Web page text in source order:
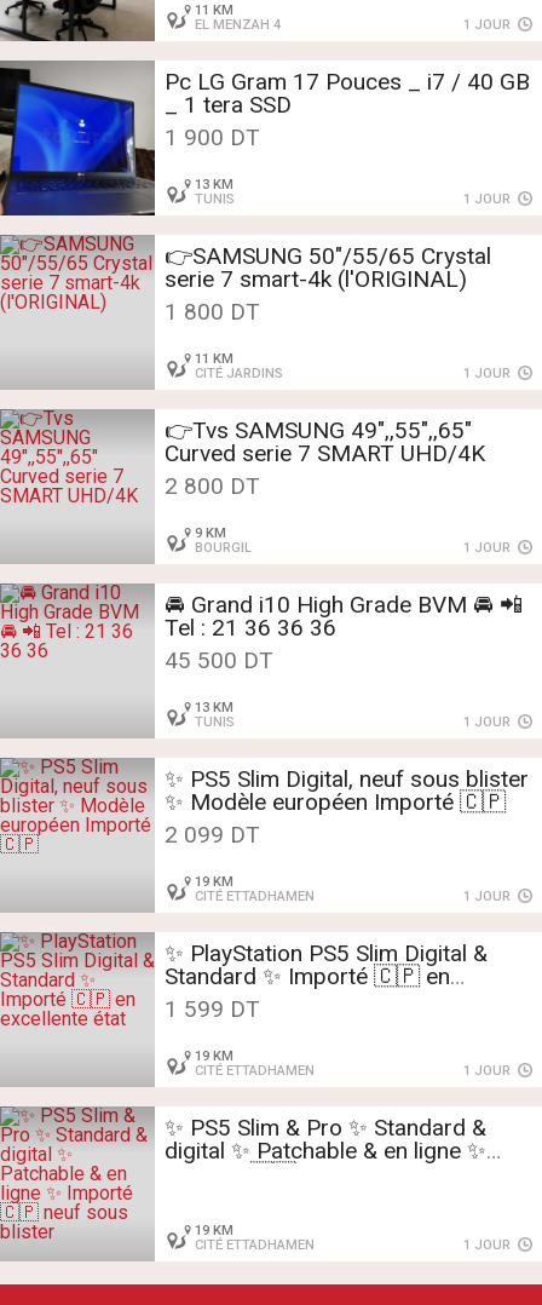
11 KM
EL MENZAH 4
1 JOUR
Pc LG Gram 17 Pouces _ i7 / 40 GB
_ 1 tera SSD
1 900 DT
13 KM
TUNIS
1 JOUR
👉SAMSUNG 50"/55/65 Crystal
serie 7 smart-4k (l'ORIGINAL)
1 800 DT
11 KM
CITÉ JARDINS
1 JOUR
👉Tvs SAMSUNG 49",,55",,65"
Curved serie 7 SMART UHD/4K
2 800 DT
9 KM
BOURGIL
1 JOUR
🚘 Grand i10 High Grade BVM 🚘 📲
Tel : 21 36 36 36
45 500 DT
13 KM
TUNIS
1 JOUR
✨️ PS5 Slim Digital, neuf sous blister
✨️ Modèle européen Importé 🇨🇵
2 099 DT
19 KM
CITÉ ETTADHAMEN
1 JOUR
✨️ PlayStation PS5 Slim Digital &
Standard ✨️️ Importé 🇨🇵 en
excellente état
1 599 DT
19 KM
CITÉ ETTADHAMEN
1 JOUR
✨️ PS5 Slim & Pro ✨ Standard &
digital ✨ Patchable & en ligne ✨️
19 KM
CITÉ ETTADHAMEN
1 JOUR